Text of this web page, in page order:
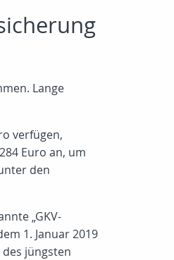
Lange
verfügen,
Euro an, um
den
„GKV-
1. Januar 2019
jüngsten